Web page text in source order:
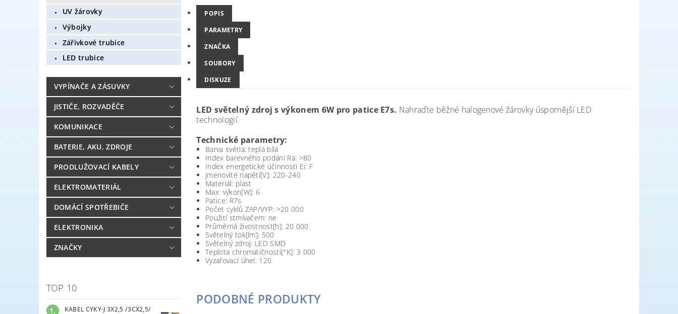
UV žárovky
Výbojky
Zářivkové trubice
LED trubice
VYPÍNAČE A ZÁSUVKY
JISTIČE, ROZVADĚČE
KOMUNIKACE
BATERIE, AKU, ZDROJE
PRODLUŽOVACÍ KABELY
ELEKTROMATERIÁL
DOMÁCÍ SPOTŘEBIČE
ELEKTRONIKA
ZNAČKY
TOP 10
KABEL CYKY-J 3X2,5 /3CX2,5/
POPIS
PARAMETRY
ZNAČKA
SOUBORY
DISKUZE
LED světelný zdroj s výkonem 6W pro patice E7s. Nahraďte běžné halogenové žárovky úspornější LED
technologií.
Technické parametry:
Barva světla: teplá bílá
Index barevného podání Ra: >80
Index energetické účinnosti Ei: F
Jmenovité napětí[V]: 220-240
Materiál: plast
Max. výkon[W]: 6
Patice: R7s
Počet cyklů ZAP/VYP: >20 000
Použití stmívačem: ne
Průměrná živostnost[h]: 20 000
Světelný tok[lm]: 500
Světelný zdroj: LED SMD
Teplota chromatičnosti[°K]: 3 000
Vyzařovací úhel: 120
PODOBNÉ PRODUKTY